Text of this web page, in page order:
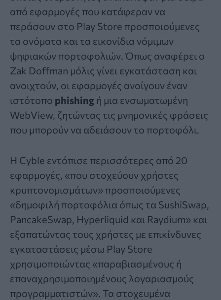
από εφαρμογές που κατάφεραν να
περάσουν στο Play Store προσποιούμενες
τα ονόματα και τα εικονίδια νόμιμων
ψηφιακών πορτοφολιών. Όπως αναφέρει ο
Zak Doffman μόλις γίνει εγκατάσταση και
ανοιχτούν, οι εφαρμογές ανοίγουν έναν
ιστότοπο phishing ή μια ενσωματωμένη
WebView, ζητώντας τις μνημονικές φράσεις
που μπορούν να αδειάσουν το πορτοφόλι.
Η Cyble εντόπισε περισσότερες από 20
εφαρμογές, «που στοχεύουν χρήστες
κρυπτονομισμάτων» προσποιούμενες
«δημοφιλή πορτοφόλια όπως τα SushiSwap,
PancakeSwap, Hyperliquid και Raydium» και
εξαπατώντας τους χρήστες με επικίνδυνες
εγκαταστάσεις μέσω Play Store
χρησιμοποιώντας «παραβιασμένους ή
επαναχρησιμοποιημένους λογαριασμούς
προγραμματιστών». Τα στοχευμένα